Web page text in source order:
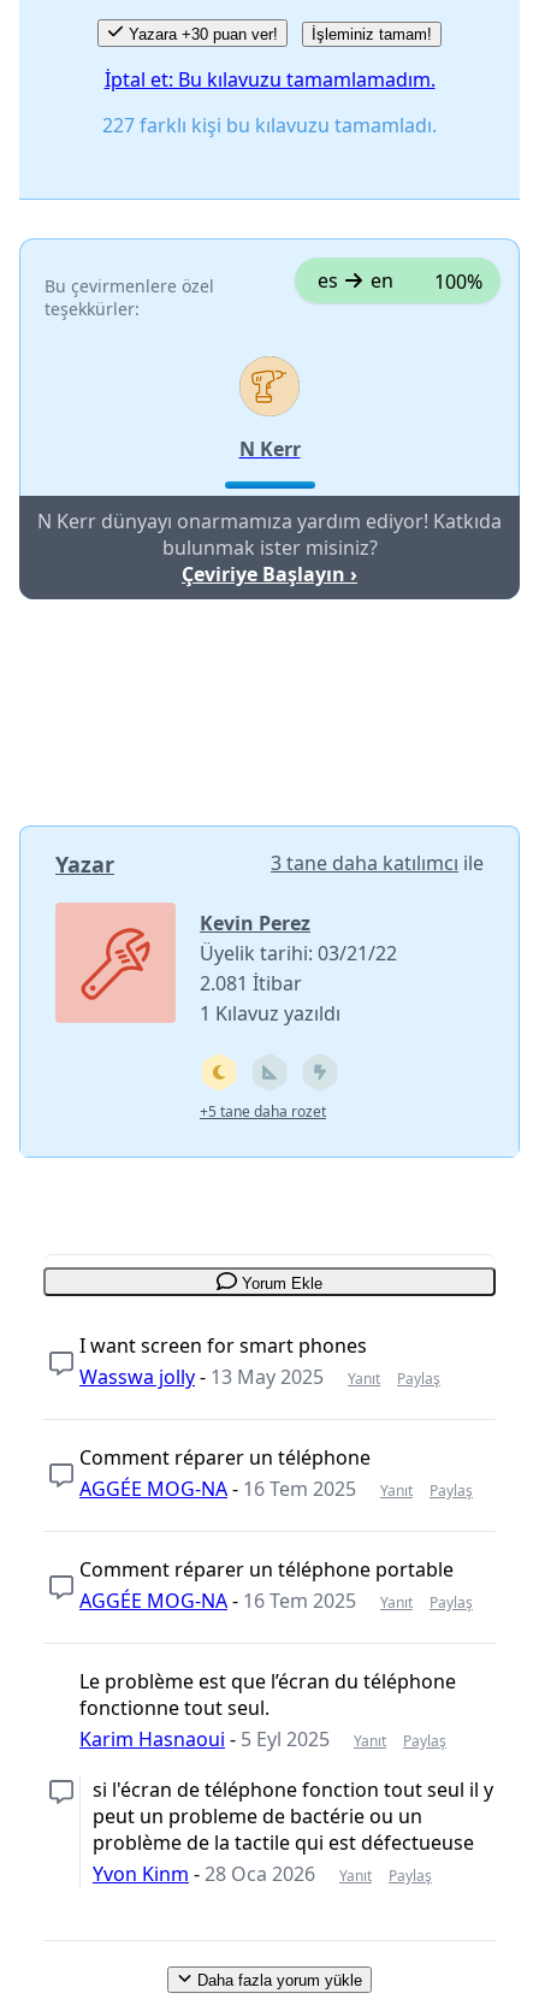
Yazara +30 puan ver! İşleminiz tamam!
İptal et: Bu kılavuzu tamamlamadım.
227 farklı kişi bu kılavuzu tamamladı.
Bu çevirmenlere özel
teşekkürler:
es en 100%
N Kerr
N Kerr dünyayı onarmamıza yardım ediyor! Katkıda
bulunmak ister misiniz?
Çeviriye Başlayın ›
Yazar 3 tane daha katılımcı ile
Kevin Perez
Üyelik tarihi: 03/21/22
2.081 İtibar
1 Kılavuz yazıldı
+5 tane daha rozet
Yorum Ekle
I want screen for smart phones
Wasswa jolly- 13 May 2025 Yanıt Paylaş
Comment réparer un téléphone
AGGÉE MOG-NA- 16 Tem 2025 Yanıt Paylaş
Comment réparer un téléphone portable
AGGÉE MOG-NA- 16 Tem 2025 Yanıt Paylaş
Le problème est que l’écran du téléphone
fonctionne tout seul.
Karim Hasnaoui - 5 Eyl 2025 Yanıt Paylaş
si l'écran de téléphone fonction tout seul il y
peut un probleme de bactérie ou un
problème de la tactile qui est défectueuse
Yvon Kinm -28 Oca 2026 Yanıt Paylaş
Daha fazla yorum yükle